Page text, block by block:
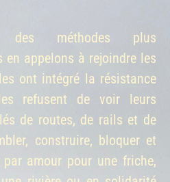
méthodes plus
en appelons à rejoindre les
ont intégré la résistance
refusent de voir leurs
de routes, de rails et de
construire, bloquer et
amour pour une friche,